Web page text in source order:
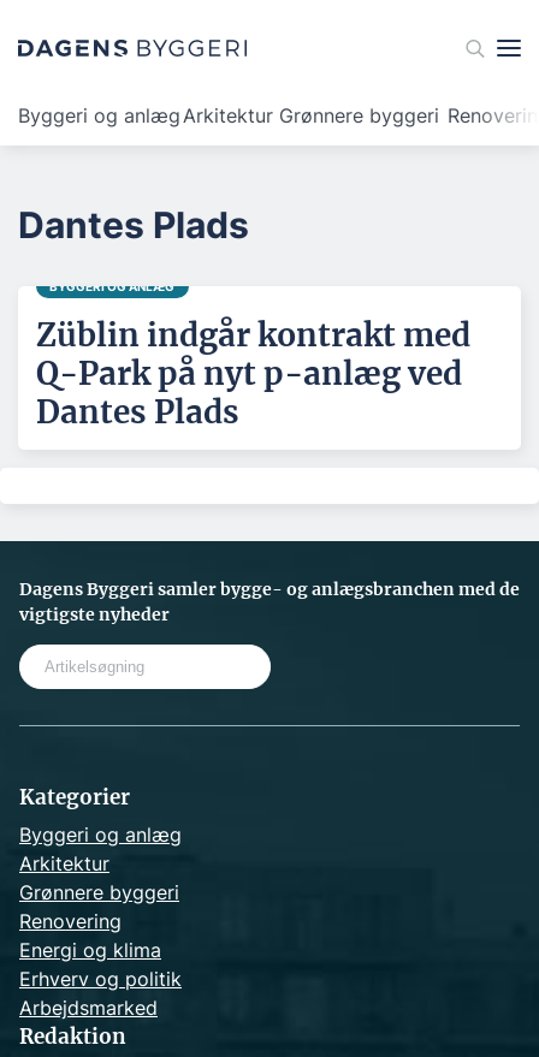
Byggeri og anlægArkitektur Grønnere byggeri
Dantes Plads
BYGGERI OG ANLÆG
Züblin indgår kontrakt med
Q-Park på nyt p-anlæg ved
Dantes Plads
Dagens Byggeri samler bygge- og anlægsbranchen med de
vigtigste nyheder
Kategorier
Byggeri og anlæg
Arkitektur
Grønnere byggeri
Renovering
Energi og klima
Erhverv og politik
Arbejdsmarked
Redaktion